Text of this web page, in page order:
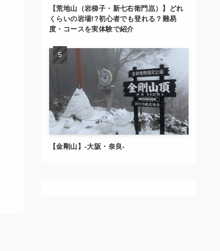
【荒地山（岩梯子・新七右衛門嵓）】どれ
くらいの岩場!?初心者でも登れる？難易
度・コースを実体験で紹介
【金剛山】-大阪・奈良-